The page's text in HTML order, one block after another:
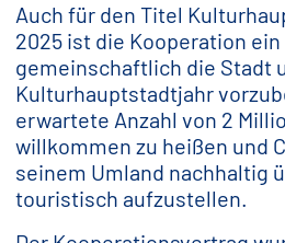
Auch für den Titel
2025 ist die Kooperation ein
gemeinschaftlich die Stadt
Kulturhauptstadtjahr
erwartete Anzahl von 2
willkommen zu heißen und
seinem Umland nachhaltig
touristisch aufzustellen.